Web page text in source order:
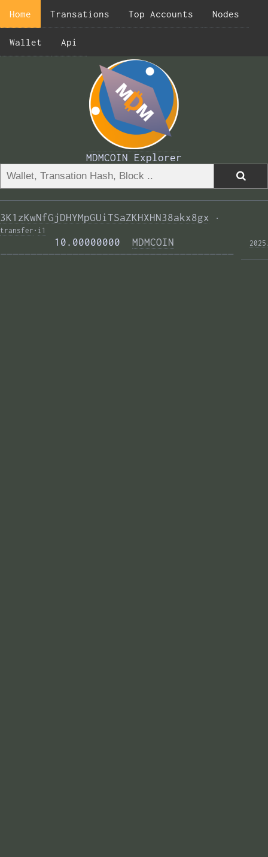
Home Transations Top Accounts Nodes
Wallet Api
MDMCOIN Explorer
3K1zKwNfGjDHYMpGUiTSaZKHXHN38akx8gx
·
transfer · i1
         10.00000000
MDMCOIN
———————————————————————————————————————